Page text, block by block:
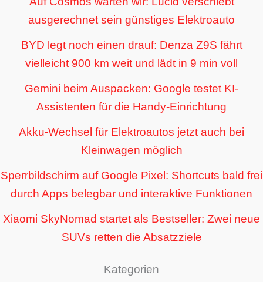
ausgerechnet sein günstiges Elektroauto
BYD legt noch einen drauf: Denza Z9S fährt
vielleicht 900 km weit und lädt in 9 min voll
Gemini beim Auspacken: Google testet KI-
Assistenten für die Handy-Einrichtung
Akku-Wechsel für Elektroautos jetzt auch bei
Kleinwagen möglich
Sperrbildschirm auf Google Pixel: Shortcuts bald frei
durch Apps belegbar und interaktive Funktionen
Xiaomi SkyNomad startet als Bestseller: Zwei neue
SUVs retten die Absatzziele
Kategorien